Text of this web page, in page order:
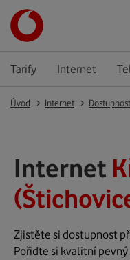
Tarify Internet
Úvod Internet Dostupnost
Internet
Zjistěte si dostupnost
Pořiďte si kvalitní